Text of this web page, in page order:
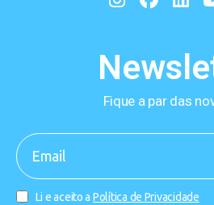
Fique a par das
Li e aceito a Política de Privacidade